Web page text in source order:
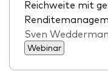
Reichweite mit
Sven
Webinar